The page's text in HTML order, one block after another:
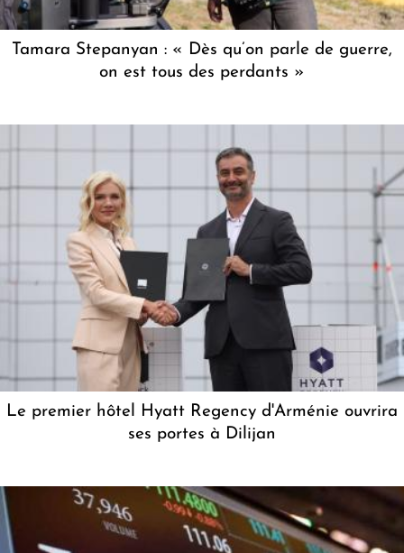
Tamara Stepanyan : « Dès qu’on parle de guerre,
on est tous des perdants »
Le premier hôtel Hyatt Regency d'Arménie ouvrira
ses portes à Dilijan